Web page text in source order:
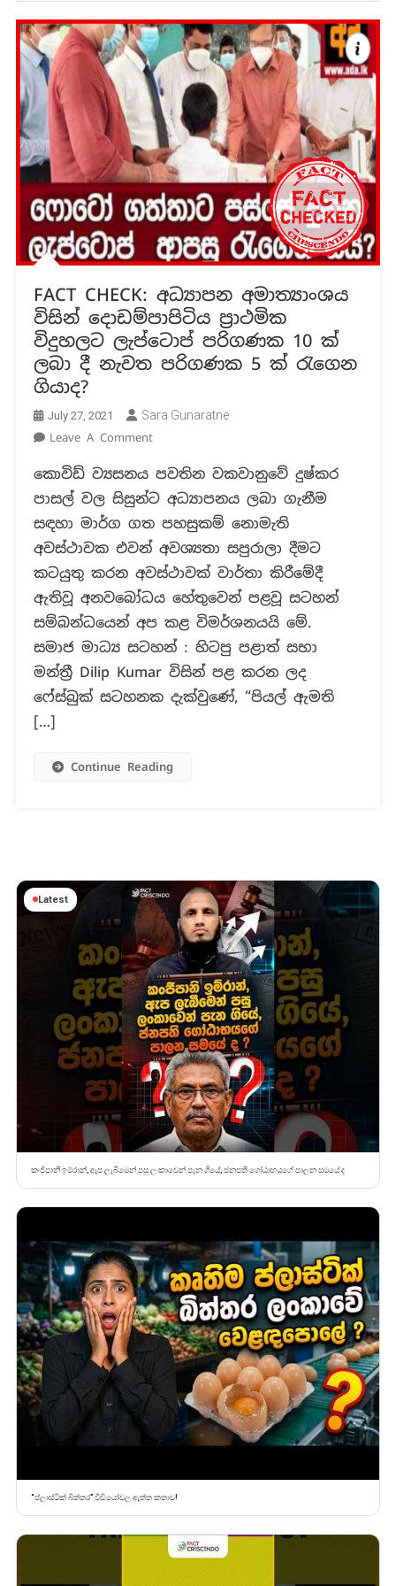
FACT CHECK: අධ්‍යාපන අමාත්‍යාංශය
විසින් දොඩම්පාපිටිය ප්‍රාථමික
විදුහලට ලැප්ටොප් පරිගණක 10 ක්
ලබා දී නැවත පරිගණක 5 ක් රැගෙන
ගියාද?
July 27, 2021 Sara Gunaratne
Leave A CommentOn
CHECK:
අධ්‍යාපන
අමාත්‍යාංශය
විසින්
දොඩම්පාපිටිය
ප්‍රාථමික
විදුහලට
ලැප්ටොප්
පරිගණක
ක්
ලබා
පරිගණක
කොවිඩ් ව්‍යසනය පවතින වකවානුවේ දුෂ්කර
පාසල් වල සිසුන්ට අධ්‍යාපනය ලබා ගැනීම
සඳහා මාර්ග ගත පහසුකම් නොමැති
අවස්ථාවක එවන් අවශ්‍යතා සපුරාලා දීමට
කටයුතු කරන අවස්ථාවක් වාර්තා කිරීමේදී
ඇතිවූ අනවබෝධය හේතුවෙන් පළවූ සටහන්
සම්බන්ධයෙන් අප කළ විමර්ශනයයි මේ.
සමාජ මාධ්‍ය සටහන් : හිටපු පළාත් සභා
මන්ත්‍රී Dilip Kumar විසින් පළ කරන ලද
ෆේස්බුක් සටහනක දැක්වුණේ, “පියල් ඇමති
[…]
Continue Reading
Latest
කංජිපානි ඉම්රාන්, ඇප ලැබීමෙන් පසු ලංකාවෙන් පැන ගියේ, ජනපති ගෝඨාභයගේ පාලන සමයේ ද
“ප්ලාස්ටික් බිත්තර” වීඩියෝවල ඇත්ත කතාව!